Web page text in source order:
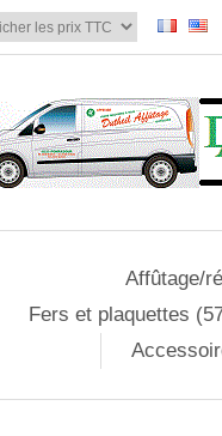
Affûtage/
Fers et plaquettes